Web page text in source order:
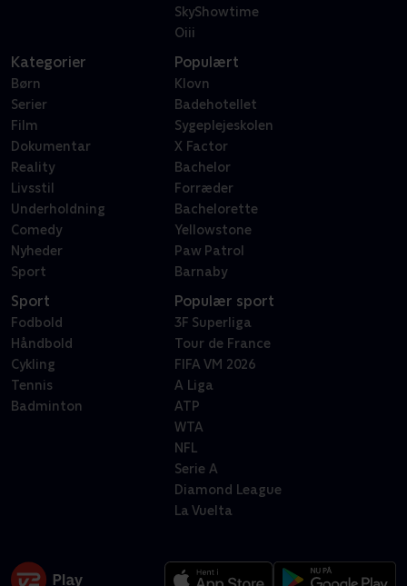
SkyShowtime
Oiii
Kategorier
Børn
Serier
Film
Dokumentar
Reality
Livsstil
Underholdning
Comedy
Nyheder
Sport
Populært
Klovn
Badehotellet
Sygeplejeskolen
X Factor
Bachelor
Forræder
Bachelorette
Yellowstone
Paw Patrol
Barnaby
Sport
Fodbold
Håndbold
Cykling
Tennis
Badminton
Populær sport
3F Superliga
Tour de France
FIFA VM 2026
A Liga
ATP
WTA
NFL
Serie A
Diamond League
La Vuelta